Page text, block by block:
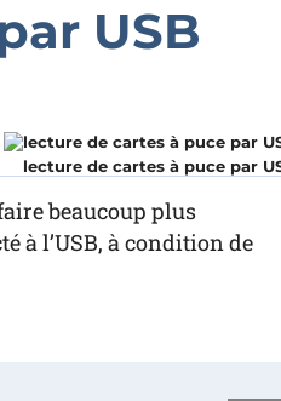
USB
lecture de cartes à puce par
beaucoup plus
à l’USB, à condition de